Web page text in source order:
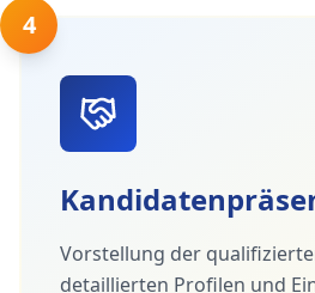
4
Vorstellung der
detaillierten Profilen und